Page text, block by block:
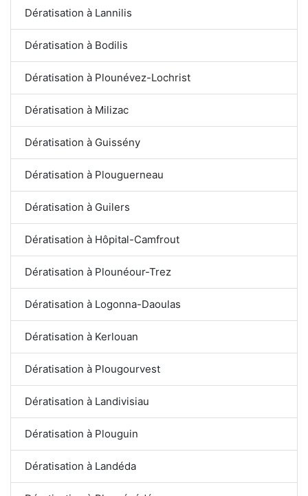
Dératisation à Lannilis
Dératisation à Bodilis
Dératisation à Plounévez-Lochrist
Dératisation à Milizac
Dératisation à Guissény
Dératisation à Plouguerneau
Dératisation à Guilers
Dératisation à Hôpital-Camfrout
Dératisation à Plounéour-Trez
Dératisation à Logonna-Daoulas
Dératisation à Kerlouan
Dératisation à Plougourvest
Dératisation à Landivisiau
Dératisation à Plouguin
Dératisation à Landéda